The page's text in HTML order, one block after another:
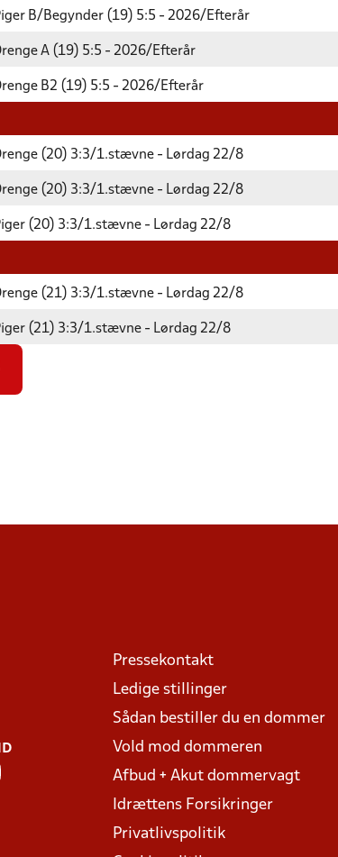
B/Begynder (19) 5:5 - 2026/Efterår
A (19) 5:5 - 2026/Efterår
B2 (19) 5:5 - 2026/Efterår
(20) 3:3/1.stævne - Lørdag 22/8
(20) 3:3/1.stævne - Lørdag 22/8
(20) 3:3/1.stævne - Lørdag 22/8
(21) 3:3/1.stævne - Lørdag 22/8
(21) 3:3/1.stævne - Lørdag 22/8
Pressekontakt
Ledige stillinger
Sådan bestiller du en dommer
Vold mod dommeren
Afbud + Akut dommervagt
Idrættens Forsikringer
Privatlivspolitik